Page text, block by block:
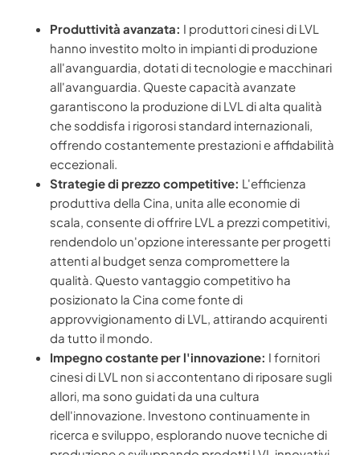
Produttività avanzata: I produttori cinesi di LVL
hanno investito molto in impianti di produzione
all'avanguardia, dotati di tecnologie e macchinari
all'avanguardia. Queste capacità avanzate
garantiscono la produzione di LVL di alta qualità
che soddisfa i rigorosi standard internazionali,
offrendo costantemente prestazioni e affidabilità
eccezionali.
Strategie di prezzo competitive: L'efficienza
produttiva della Cina, unita alle economie di
scala, consente di offrire LVL a prezzi competitivi,
rendendolo un'opzione interessante per progetti
attenti al budget senza compromettere la
qualità. Questo vantaggio competitivo ha
posizionato la Cina come fonte di
approvvigionamento di LVL, attirando acquirenti
da tutto il mondo.
Impegno costante per l'innovazione: I fornitori
cinesi di LVL non si accontentano di riposare sugli
allori, ma sono guidati da una cultura
dell'innovazione. Investono continuamente in
ricerca e sviluppo, esplorando nuove tecniche di